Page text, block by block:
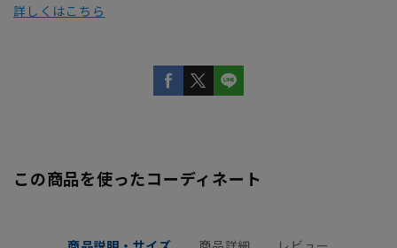
詳しくはこちら
この商品を使ったコーディネート